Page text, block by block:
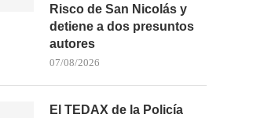
DOS
DE MARIHUANA EN
Risco de San Nicolás y
detiene a dos presuntos
autores
07/08/2026
El TEDAX de la Policía